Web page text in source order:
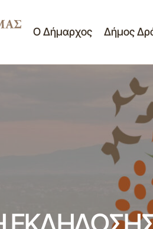
Ο Δήμαρχος Δήμος